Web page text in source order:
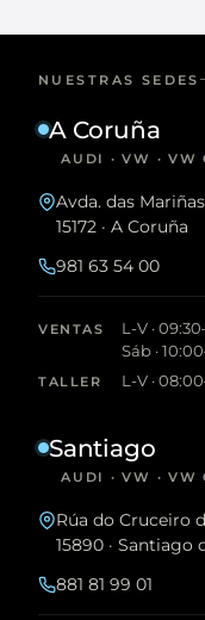
NUESTRAS SEDES
A Coruña
AUDI · VW · VW
Avda. das
15172 · A Coruña
981 63 54 00
VENTAS
L-V ·
Sáb ·
TALLER L-V ·
Santiago
AUDI · VW · VW
Rúa do Cruceiro
15890 · Santiago
881 81 99 01